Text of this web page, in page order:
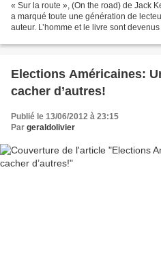
« Sur la route », (On the road) de Jack
a marqué toute une génération de
auteur. L’homme et le livre sont
Elections Américaines:
cacher d’autres!
Publié le 13/06/2012 à 23:15
Par geraldolivier